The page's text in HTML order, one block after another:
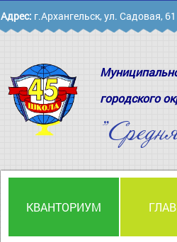
Адрес: г.Архангельск, ул. Садовая, 61
городского
КВАНТОРИУМ